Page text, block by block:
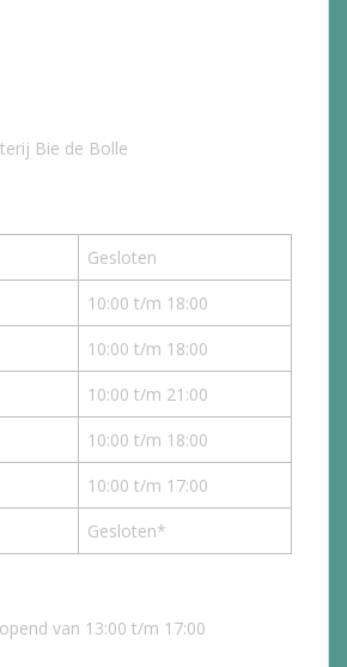
Bie de Bolle
Gesloten
10:00 t/m 18:00
10:00 t/m 18:00
10:00 t/m 21:00
10:00 t/m 18:00
10:00 t/m 17:00
Gesloten*
van 13:00 t/m 17:00